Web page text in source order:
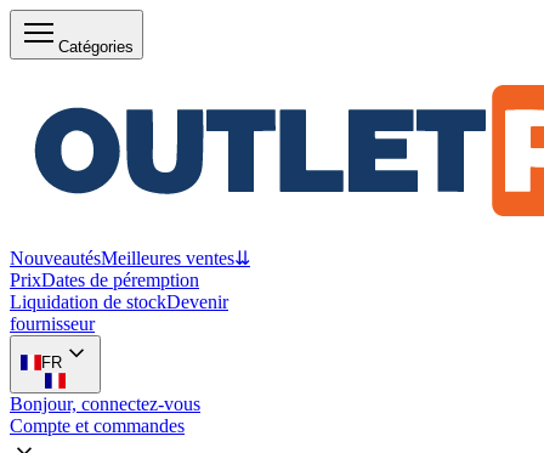
Catégories
NouveautésMeilleures ventes⇊
PrixDates de péremption
Liquidation de stockDevenir
fournisseur
FR
Bonjour, connectez-vous
Compte et commandes